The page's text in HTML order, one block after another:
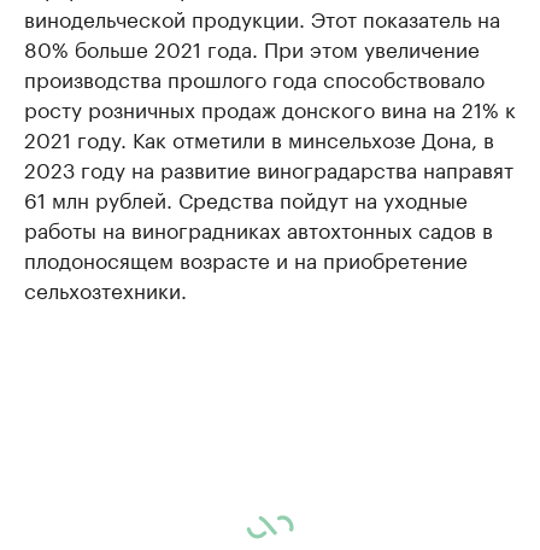
винодельческой продукции. Этот показатель на
80% больше 2021 года. При этом увеличение
производства прошлого года способствовало
росту розничных продаж донского вина на 21% к
2021 году. Как отметили в минсельхозе Дона, в
2023 году на развитие виноградарства направят
61 млн рублей. Средства пойдут на уходные
работы на виноградниках автохтонных садов в
плодоносящем возрасте и на приобретение
сельхозтехники.